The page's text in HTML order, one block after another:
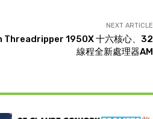
NEXT ARTICLE
Threadripper 1950X 十六核心、32
線程全新處理器AM